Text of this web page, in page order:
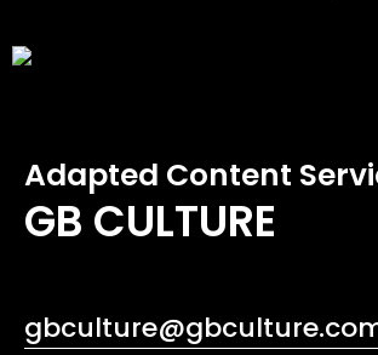
Adapted Content
GB CULTURE